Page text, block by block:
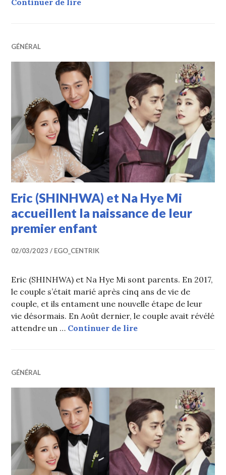
Continuer de lire
GÉNÉRAL
Eric (SHINHWA) et Na Hye Mi
accueillent la naissance de leur
premier enfant
02/03/2023 EGO_CENTRIK
Eric (SHINHWA) et Na Hye Mi sont parents. En 2017,
le couple s’était marié après cinq ans de vie de
couple, et ils entament une nouvelle étape de leur
vie désormais. En Août dernier, le couple avait révélé
attendre un … Continuer de lireEric (SHINHWA) et
GÉNÉRAL